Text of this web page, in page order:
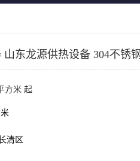
东龙源供热设备 304不锈钢
方米 起
清区